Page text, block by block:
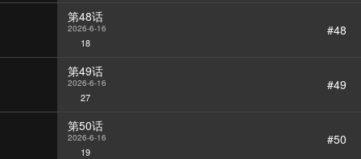
第48话
2026-6-16
18
#48
第49话
2026-6-16
27
#49
第50话
2026-6-16
19
#50